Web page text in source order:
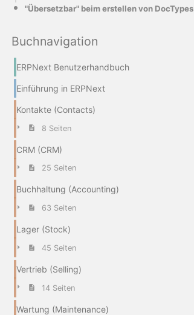
"Übersetzbar" beim erstellen von DocTypes
Buchnavigation
ERPNext Benutzerhandbuch
Einführung in ERPNext
Kontakte (Contacts)
8 Seiten
CRM (CRM)
25 Seiten
Buchhaltung (Accounting)
63 Seiten
Lager (Stock)
45 Seiten
Vertrieb (Selling)
14 Seiten
Wartung (Maintenance)